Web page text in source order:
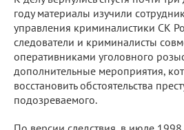
году материалы изучили
управления криминалистики СК
следователи и криминалисты
оперативниками уголовного
дополнительные мероприятия,
восстановить обстоятельства
подозреваемого.